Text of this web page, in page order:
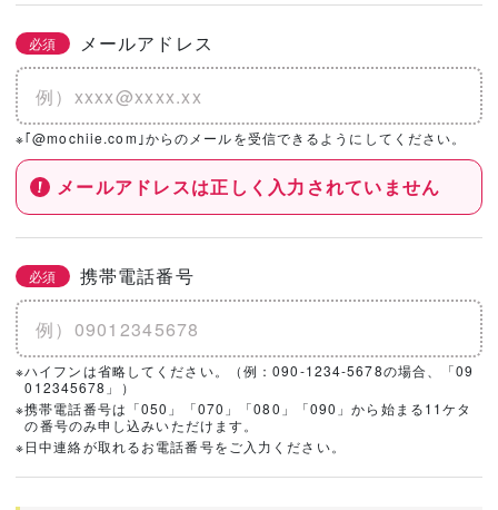
必須 メールアドレス
※｢@mochiie.com｣からのメールを受信できるようにしてください。
メールアドレスは正しく入力されていません
必須 携帯電話番号
※ハイフンは省略してください。（例：090-1234-5678の場合、「09
012345678」）
※携帯電話番号は「050」「070」「080」「090」から始まる11ケタ
の番号のみ申し込みいただけます。
※日中連絡が取れるお電話番号をご入力ください。